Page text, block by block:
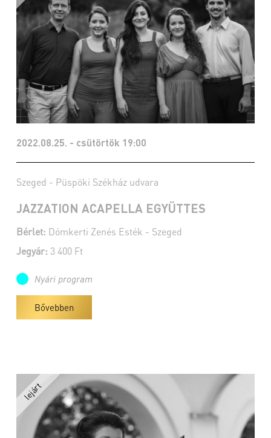
2022.08.25. - csütörtök 19:00
Szeged - Püspöki Székház udvara
JAZZATION ACAPELLA EGYÜTTES
Bérlet: Dómkerti Zenés Esték - Szeged
Jegyár: 3 400 Ft
Nyári program
Bővebben